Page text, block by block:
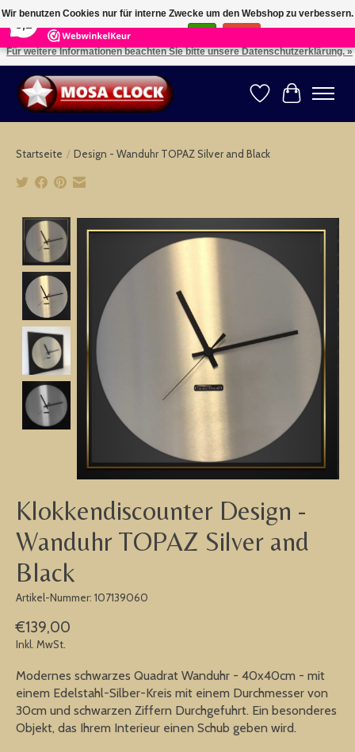
164 Reviews ×
Kies uw taal: NL -- Wählen Sie ihre Sprache: DE -- Choose your language: EN ⇓ ⇒
Wunschzettel
Ihr
Startseite / Design - Wanduhr TOPAZ Silver and Black
Klokkendiscounter Design -
Wanduhr TOPAZ Silver and
Black
Artikel-Nummer: 107139060
€139,00
Inkl. MwSt.
Modernes schwarzes Quadrat Wanduhr - 40x40cm - mit
einem Edelstahl-Silber-Kreis mit einem Durchmesser von
30cm und schwarzen Ziffern Durchgefuhrt. Ein besonderes
Objekt, das Ihrem Interieur einen Schub geben wird.
Wir benutzen Cookies nur für interne Zwecke um den Webshop zu verbessern.
Ist das in Ordnung?
Für weitere Informationen beachten Sie bitte unsere Datenschutzerklärung. »